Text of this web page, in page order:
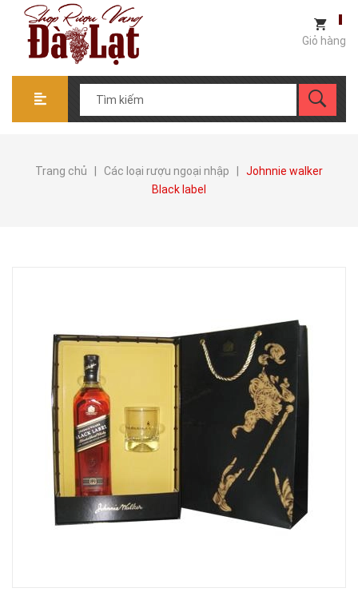
Giỏ hàng
Trang chủ Các loại rượu ngoại nhập
Johnnie walker
Black label